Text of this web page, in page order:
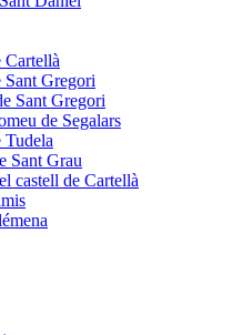
Cartellà
Sant Gregori
Sant Gregori
de Segalars
Tudela
Sant Grau
castell de Cartellà